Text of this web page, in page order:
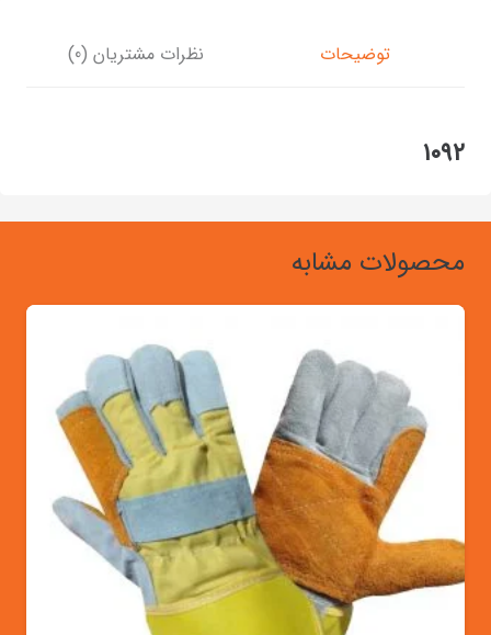
توضیحات نظرات مشتریان (0)
۱۰۹۲
محصولات مشابه